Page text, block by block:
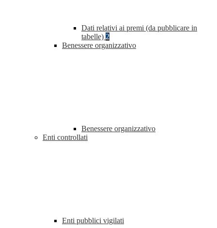
Dati relativi ai premi (da pubblicare in
tabelle) 2
Benessere organizzativo
Benessere organizzativo
Enti controllati
Enti pubblici vigilati